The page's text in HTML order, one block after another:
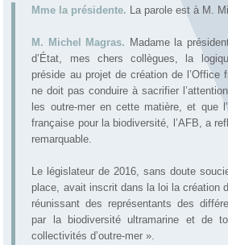
Mme la présidente. La parole est à M.
M. Michel Magras. Madame la
d’État, mes chers collègues, la
préside au projet de création de l’Office
ne doit pas conduire à sacrifier
les outre-mer en cette matière, et que
française pour la biodiversité, l’AFB, a
remarquable.
Le législateur de 2016, sans doute
place, avait inscrit dans la loi la création
réunissant des représentants des
par la biodiversité ultramarine et de
collectivités d’outre-mer ».